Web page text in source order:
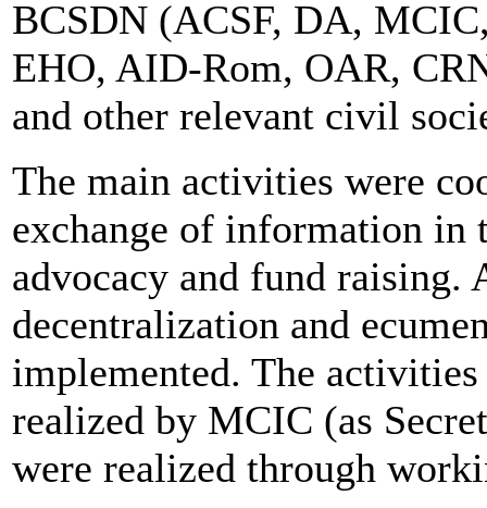
BCSDN (ACSF, DA,
EHO, AID-Rom, OAR,
and other relevant civil
The main activities were
exchange of information in
advocacy and fund raising.
decentralization and
implemented. The
realized by MCIC (as
were realized through